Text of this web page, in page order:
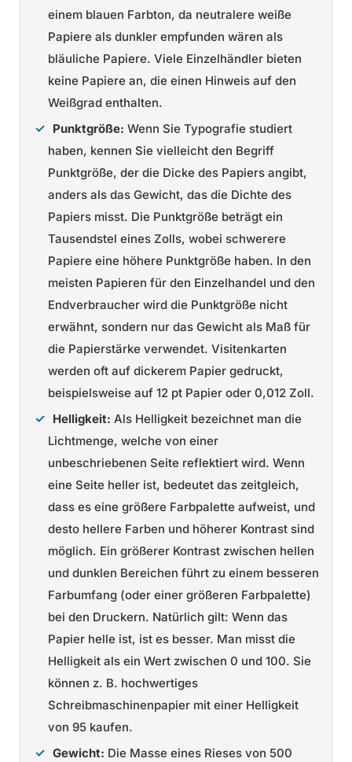
einem blauen Farbton, da neutralere weiße
Papiere als dunkler empfunden wären als
bläuliche Papiere. Viele Einzelhändler bieten
keine Papiere an, die einen Hinweis auf den
Weißgrad enthalten.
Punktgröße: Wenn Sie Typografie studiert
haben, kennen Sie vielleicht den Begriff
Punktgröße, der die Dicke des Papiers angibt,
anders als das Gewicht, das die Dichte des
Papiers misst. Die Punktgröße beträgt ein
Tausendstel eines Zolls, wobei schwerere
Papiere eine höhere Punktgröße haben. In den
meisten Papieren für den Einzelhandel und den
Endverbraucher wird die Punktgröße nicht
erwähnt, sondern nur das Gewicht als Maß für
die Papierstärke verwendet. Visitenkarten
werden oft auf dickerem Papier gedruckt,
beispielsweise auf 12 pt Papier oder 0,012 Zoll.
Helligkeit: Als Helligkeit bezeichnet man die
Lichtmenge, welche von einer
unbeschriebenen Seite reflektiert wird. Wenn
eine Seite heller ist, bedeutet das zeitgleich,
dass es eine größere Farbpalette aufweist, und
desto hellere Farben und höherer Kontrast sind
möglich. Ein größerer Kontrast zwischen hellen
und dunklen Bereichen führt zu einem besseren
Farbumfang (oder einer größeren Farbpalette)
bei den Druckern. Natürlich gilt: Wenn das
Papier helle ist, ist es besser. Man misst die
Helligkeit als ein Wert zwischen 0 und 100. Sie
können z. B. hochwertiges
Schreibmaschinenpapier mit einer Helligkeit
von 95 kaufen.
Gewicht: Die Masse eines Rieses von 500